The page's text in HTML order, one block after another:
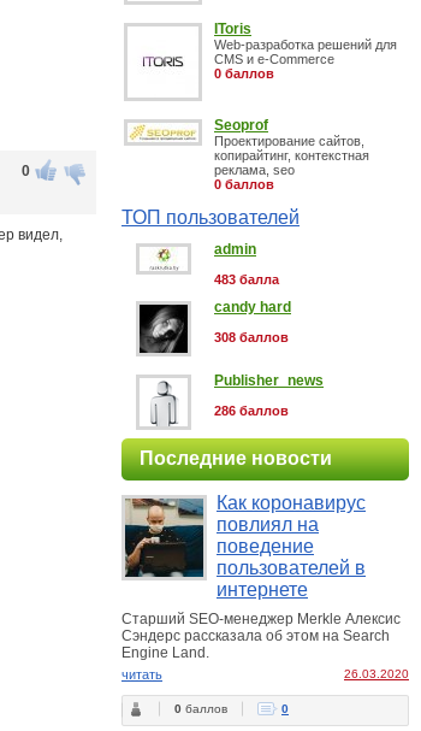
0
видел,
IToris
Web-разработка решений для
CMS и e-Commerce
0 баллов
Seoprof
Проектирование сайтов,
копирайтинг, контекстная
реклама, seo
0 баллов
ТОП пользователей
admin
483 балла
candy hard
308 баллов
Publisher_news
286 баллов
Последние новости
Как коронавирус
повлиял на
поведение
пользователей в
интернете
Старший SEO-менеджер Merkle Алексис
Сэндерс рассказала об этом на Search
Engine Land.
читать 26.03.2020
0 баллов 0